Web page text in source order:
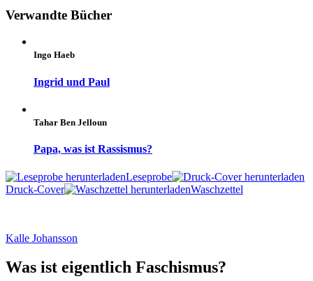
Verwandte Bücher
Ingo Haeb
Ingrid und Paul
Tahar Ben Jelloun
Papa, was ist Rassismus?
Leseprobe
Druck-Cover
Waschzettel
Kalle Johansson
Was ist eigentlich Faschismus?